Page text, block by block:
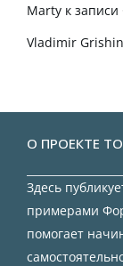
Marty к записи
Vladimir Grishin
О ПРОЕКТЕ
Здесь
примерами
помогает